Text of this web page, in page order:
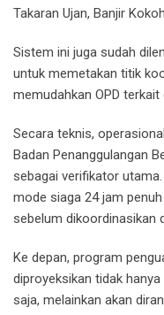
Takaran Ujan, Banjir
Sistem ini juga sudah
untuk memetakan titik
memudahkan OPD
Secara teknis,
Badan Penanggulangan
sebagai verifikator
mode siaga 24 jam
sebelum dikoordinasikan
Ke depan, program
diproyeksikan tidak
saja, melainkan akan